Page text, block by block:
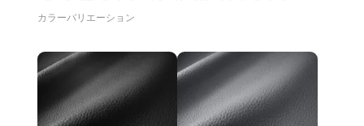
カラーバリエーション